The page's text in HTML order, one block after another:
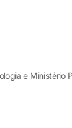
e Ministério